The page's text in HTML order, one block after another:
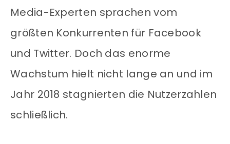
Media-Experten sprachen vom
größten Konkurrenten für Facebook
und Twitter. Doch das enorme
Wachstum hielt nicht lange an und im
Jahr 2018 stagnierten die Nutzerzahlen
schließlich.